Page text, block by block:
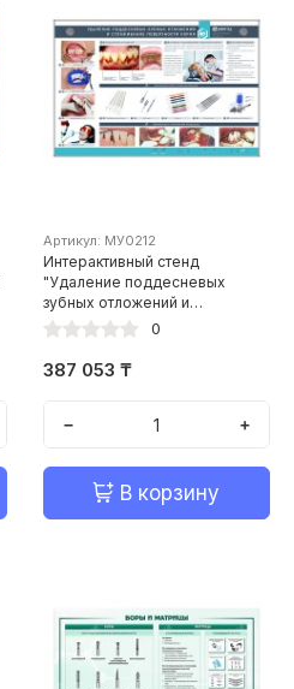
Артикул: МУ0212
Интерактивный стенд
"Удаление поддесневых
зубных отложений и
сглаживание поверхности
0
387 053 ₸
− +
В корзину